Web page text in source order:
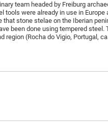
team headed by Freiburg
were already in use in Europe
stone stelae on the Iberian
been done using tempered steel.
(Rocha do Vigio, Portugal,